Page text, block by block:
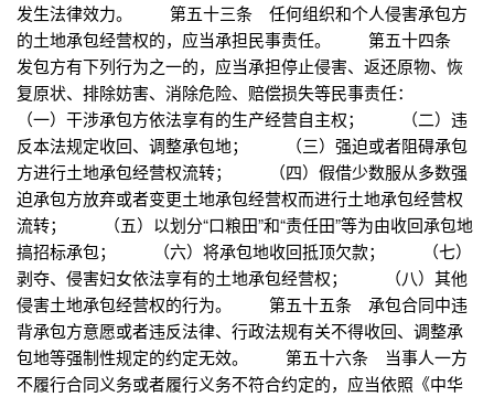
发生法律效力。 第五十三条 任何组织和个人侵害承包方
的土地承包经营权的，应当承担民事责任。 第五十四条
发包方有下列行为之一的，应当承担停止侵害、返还原物、恢
复原状、排除妨害、消除危险、赔偿损失等民事责任：
（一）干涉承包方依法享有的生产经营自主权； （二）违
反本法规定收回、调整承包地； （三）强迫或者阻碍承包
方进行土地承包经营权流转； （四）假借少数服从多数强
迫承包方放弃或者变更土地承包经营权而进行土地承包经营权
流转； （五）以划分“口粮田”和“责任田”等为由收回承包地
搞招标承包； （六）将承包地收回抵顶欠款； （七）
剥夺、侵害妇女依法享有的土地承包经营权； （八）其他
侵害土地承包经营权的行为。 第五十五条 承包合同中违
背承包方意愿或者违反法律、行政法规有关不得收回、调整承
包地等强制性规定的约定无效。 第五十六条 当事人一方
不履行合同义务或者履行义务不符合约定的，应当依照《中华